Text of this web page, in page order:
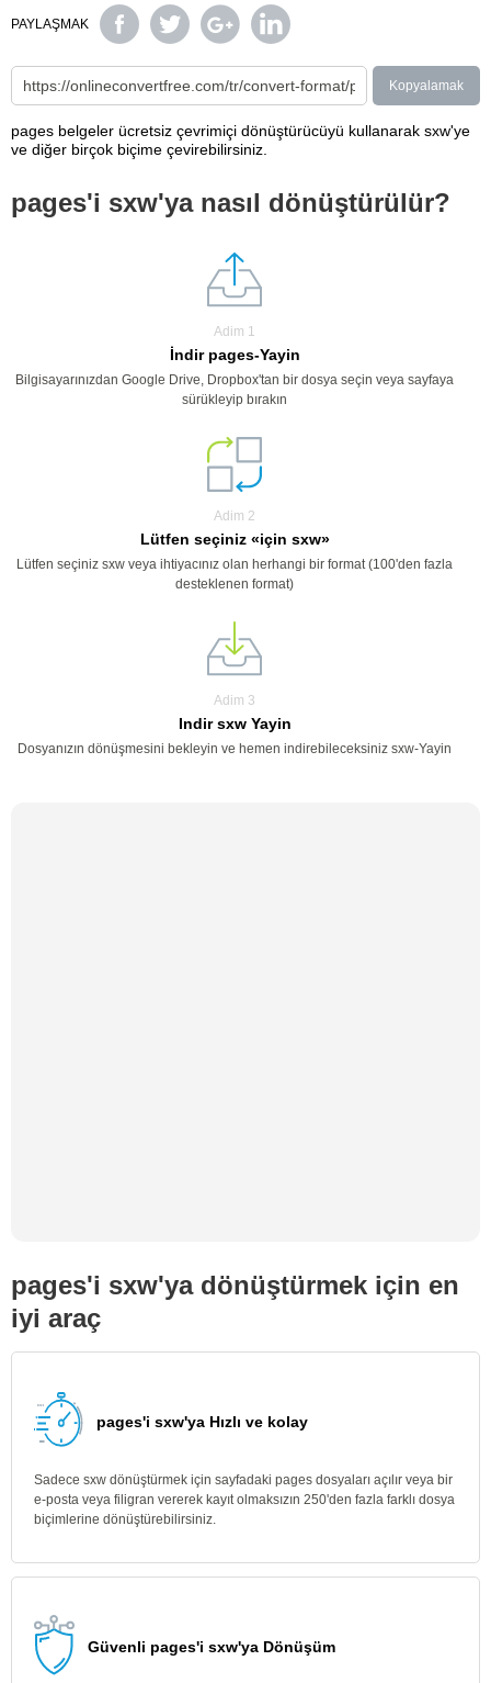
PAYLAŞMAK
Kopyalamak
pages belgeler ücretsiz çevrimiçi dönüştürücüyü kullanarak sxw'ye
ve diğer birçok biçime çevirebilirsiniz.
pages'i sxw'ya nasıl dönüştürülür?
Adim 1
İndir pages-Yayin
Bilgisayarınızdan Google Drive, Dropbox'tan bir dosya seçin veya sayfaya
sürükleyip bırakın
Adim 2
Lütfen seçiniz «için sxw»
Lütfen seçiniz sxw veya ihtiyacınız olan herhangi bir format (100'den fazla
desteklenen format)
Adim 3
Indir sxw Yayin
Dosyanızın dönüşmesini bekleyin ve hemen indirebileceksiniz sxw-Yayin
pages'i sxw'ya dönüştürmek için en
iyi araç
pages'i sxw'ya Hızlı ve kolay
Sadece sxw dönüştürmek için sayfadaki pages dosyaları açılır veya bir
e-posta veya filigran vererek kayıt olmaksızın 250'den fazla farklı dosya
biçimlerine dönüştürebilirsiniz.
Güvenli pages'i sxw'ya Dönüşüm